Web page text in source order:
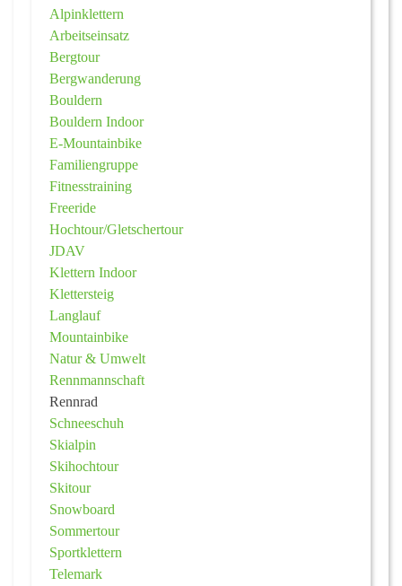
Alpinklettern
Arbeitseinsatz
Bergtour
Bergwanderung
Bouldern
Bouldern Indoor
E-Mountainbike
Familiengruppe
Fitnesstraining
Freeride
Hochtour/Gletschertour
JDAV
Klettern Indoor
Klettersteig
Langlauf
Mountainbike
Natur & Umwelt
Rennmannschaft
Rennrad
Schneeschuh
Skialpin
Skihochtour
Skitour
Snowboard
Sommertour
Sportklettern
Telemark